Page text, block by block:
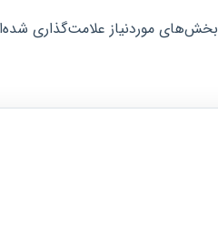
بخش‌های موردنیاز علامت‌گذاری